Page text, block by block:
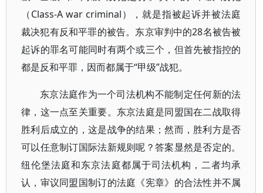
（Class-A war criminal），就是指被起诉并被法庭
裁决犯有反和平罪的被告。东京审判中的28名被告被
起诉的罪名可能同时有两个或三个，但首先被指控的
都是反和平罪，因而都属于“甲级”战犯。
东京法庭作为一个司法机构不能制定任何新的法
律，这一点至关重要。东京法庭是同盟国在二战取得
胜利后成立的，这是战争的结果；然而，胜利方是否
可以任意制订国际法新规则呢？答案显然是否定的。
纽伦堡法庭和东京法庭都属于司法机构，二者均承
认，审议同盟国制订的法庭《宪章》的合法性并不属